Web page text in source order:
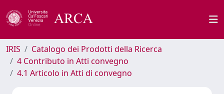
IRIS
Catalogo dei Prodotti della Ricerca
4 Contributo in Atti convegno
4.1 Articolo in Atti di convegno